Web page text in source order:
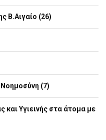
Β.Αιγαίο (26)
(7)
και Υγιεινής στα άτομα με